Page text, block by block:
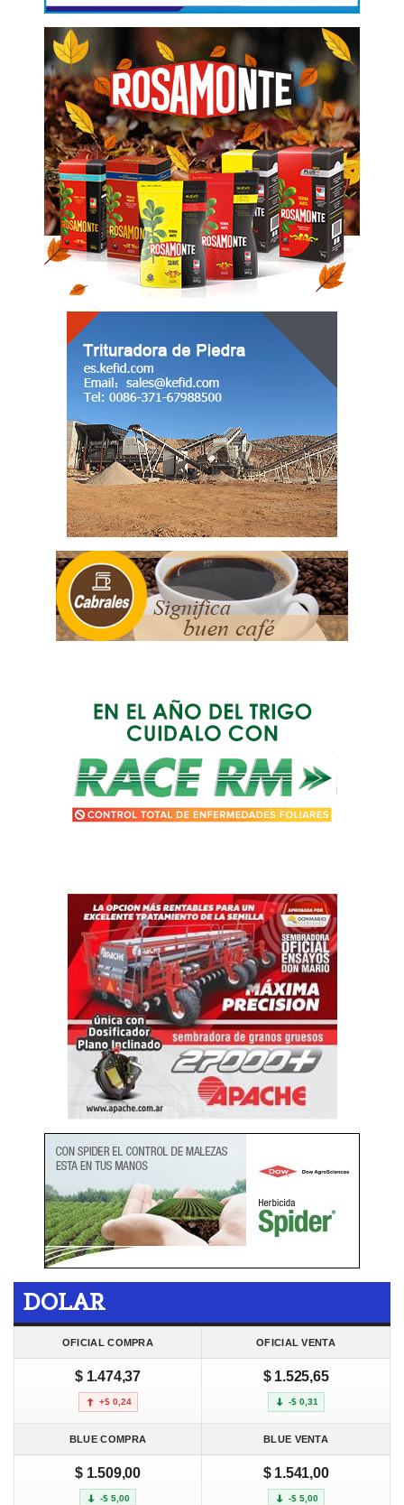
DOLAR
OFICIAL COMPRA OFICIAL VENTA
$ 1.474,37
+$ 0,24
$ 1.525,65
-$ 0,31
BLUE COMPRA BLUE VENTA
$ 1.509,00
-$ 5,00
$ 1.541,00
-$ 5,00